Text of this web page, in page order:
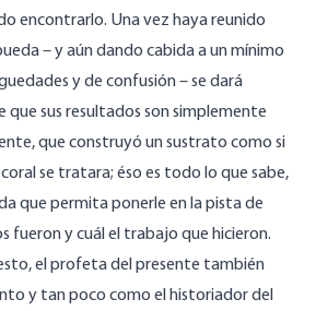
encontrarlo. Una vez haya reunido
– y aún dando cabida a un mínimo
y de confusión – se dará
sus resultados son simplemente
que construyó un sustrato como si
se tratara; éso es todo lo que sabe,
que permita ponerle en la pista de
fueron y cuál el trabajo que hicieron.
el profeta del presente también
y tan poco como el historiador del